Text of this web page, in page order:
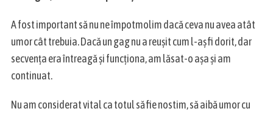
A fost important să nu ne împotmolim dacă ceva nu avea atât
umor cât trebuia. Dacă un gag nu a reușit cum l-aș fi dorit, dar
secvența era întreagă și funcționa, am lăsat-o așa și am
continuat.
Nu am considerat vital ca totul să fie nostim, să aibă umor cu